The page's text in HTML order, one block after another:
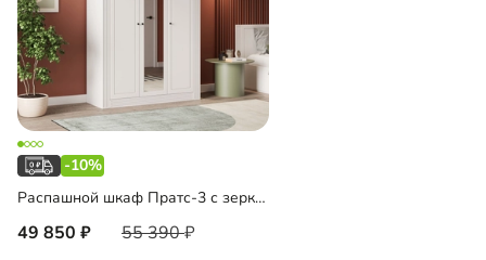
-10%
Распашной шкаф Пратс-3 с зеркалом
49 850 55 390